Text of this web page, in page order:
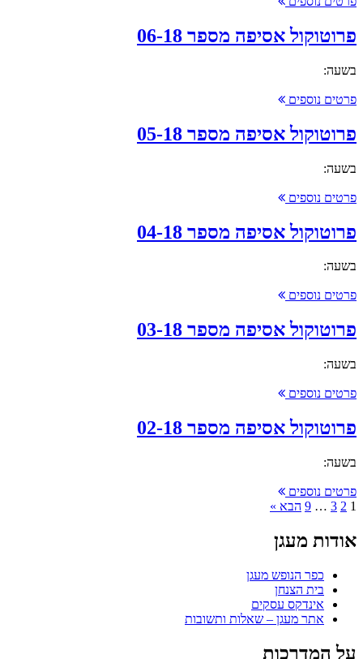
פרוטוקול אסיפה מספר 06-18
בשעה:
פרטים נוספים
פרוטוקול אסיפה מספר 05-18
בשעה:
פרטים נוספים
פרוטוקול אסיפה מספר 04-18
בשעה:
פרטים נוספים
פרוטוקול אסיפה מספר 03-18
בשעה:
פרטים נוספים
פרוטוקול אסיפה מספר 02-18
בשעה:
פרטים נוספים
1
2
3
…
9 הבא »
אודות מעגן
כפר הנופש מעגן
בית הצנחן
אינדקס עסקים
אתר מעגן – שאלות ותשובות
על המדרכות